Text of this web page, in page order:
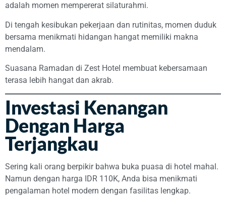
adalah momen mempererat silaturahmi.
Di tengah kesibukan pekerjaan dan rutinitas, momen duduk
bersama menikmati hidangan hangat memiliki makna
mendalam.
Suasana Ramadan di Zest Hotel membuat kebersamaan
terasa lebih hangat dan akrab.
Investasi Kenangan
Dengan Harga
Terjangkau
Sering kali orang berpikir bahwa buka puasa di hotel mahal.
Namun dengan harga IDR 110K, Anda bisa menikmati
pengalaman hotel modern dengan fasilitas lengkap.